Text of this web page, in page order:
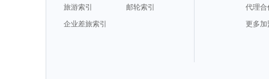
旅游索引
邮轮索引
企业差旅索引
代理合
更多加